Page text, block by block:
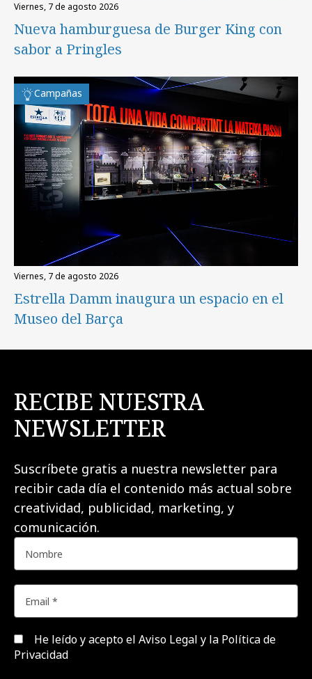
viernes, 7 de agosto 2026
Nueva hamburguesa de Burger King con
sabor a Pringles
Campañas
viernes, 7 de agosto 2026
Estrella Damm inaugura un espacio en el
Museo del Barça
RECIBE NUESTRA
NEWSLETTER
Suscríbete gratis a nuestra newsletter para
recibir cada día el contenido más actual sobre
creatividad, publicidad, marketing, y
comunicación.
He leído y acepto el Aviso Legal y la Política de
Privacidad